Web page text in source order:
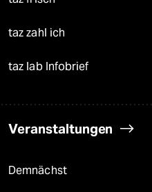
taz zahl ich
taz lab Infobrief
Veranstaltungen
Demnächst